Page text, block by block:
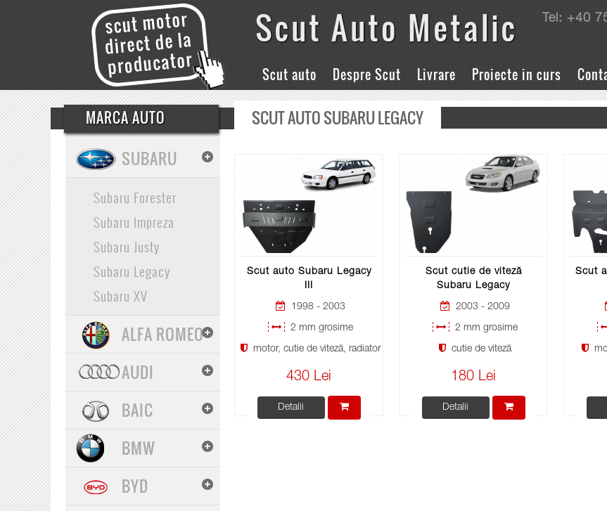
Scut Auto Metalic Tel: +40
Scut auto Despre Scut Livrare Proiecte in curs
MARCA AUTO
SUBARU
Subaru Forester
Subaru Impreza
Subaru Justy
Subaru Legacy
Subaru XV
ALFA ROMEO
AUDI
BAIC
BMW
BYD
SCUT AUTO SUBARU LEGACY
Scut auto Subaru Legacy
III
1998 - 2003
2 mm grosime
motor, cutie de viteză, radiator
430 Lei
Detalii
Scut cutie de viteză
Subaru Legacy
2003 - 2009
2 mm grosime
cutie de viteză
180 Lei
Detalii
Scut